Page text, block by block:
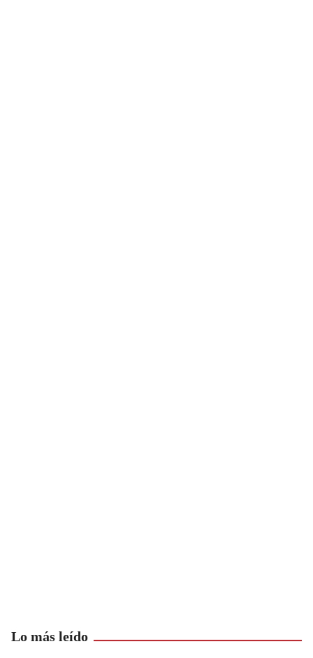
Lo más leído